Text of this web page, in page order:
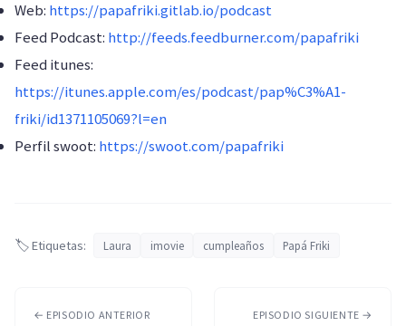
Web: https://papafriki.gitlab.io/podcast
Feed Podcast: http://feeds.feedburner.com/papafriki
Feed itunes:
https://itunes.apple.com/es/podcast/pap%C3%A1-
friki/id1371105069?l=en
Perfil swoot: https://swoot.com/papafriki
🏷️ Etiquetas: Laura imovie cumpleaños Papá Friki
← EPISODIO ANTERIOR EPISODIO SIGUIENTE →